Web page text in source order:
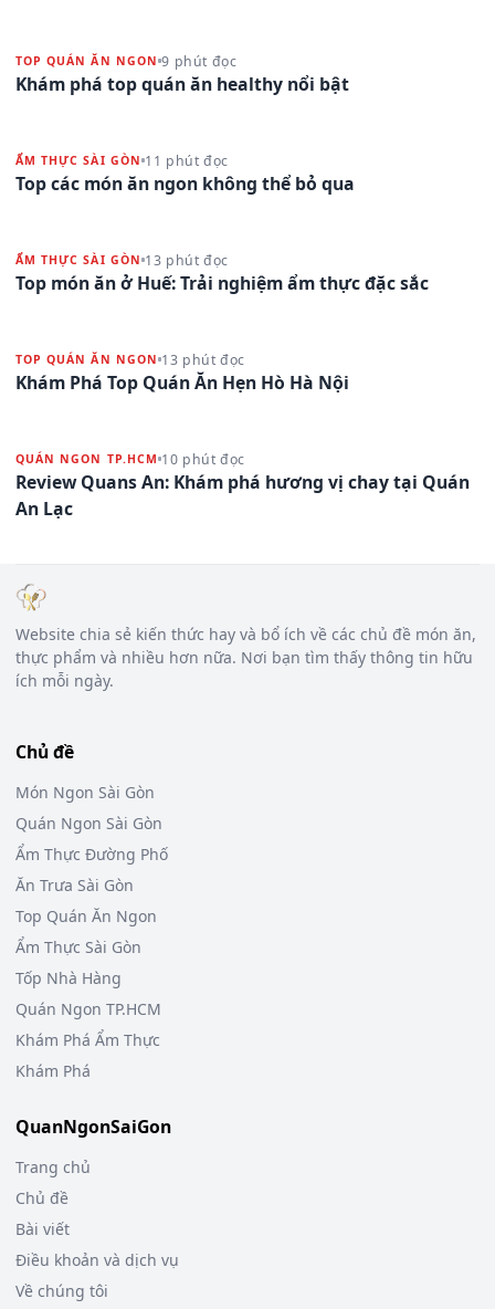
TOP QUÁN ĂN NGON 9 phút đọc
Khám phá top quán ăn healthy nổi bật
ẨM THỰC SÀI GÒN 11 phút đọc
Top các món ăn ngon không thể bỏ qua
ẨM THỰC SÀI GÒN 13 phút đọc
Top món ăn ở Huế: Trải nghiệm ẩm thực đặc sắc
TOP QUÁN ĂN NGON 13 phút đọc
Khám Phá Top Quán Ăn Hẹn Hò Hà Nội
QUÁN NGON TP.HCM 10 phút đọc
Review Quans An: Khám phá hương vị chay tại Quán
An Lạc
Website chia sẻ kiến thức hay và bổ ích về các chủ đề món ăn,
thực phẩm và nhiều hơn nữa. Nơi bạn tìm thấy thông tin hữu
ích mỗi ngày.
Chủ đề
Món Ngon Sài Gòn
Quán Ngon Sài Gòn
Ẩm Thực Đường Phố
Ăn Trưa Sài Gòn
Top Quán Ăn Ngon
Ẩm Thực Sài Gòn
Tốp Nhà Hàng
Quán Ngon TP.HCM
Khám Phá Ẩm Thực
Khám Phá
QuanNgonSaiGon
Trang chủ
Chủ đề
Bài viết
Điều khoản và dịch vụ
Về chúng tôi